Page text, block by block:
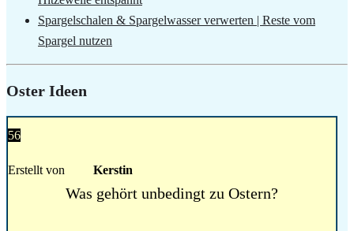
Spargelschalen & Spargelwasser verwerten | Reste vom
Spargel nutzen
Oster Ideen
56
Erstellt von Kerstin
Was gehört unbedingt zu Ostern?